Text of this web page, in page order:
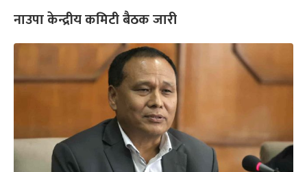
नाउपा केन्द्रीय कमिटी बैठक जारी